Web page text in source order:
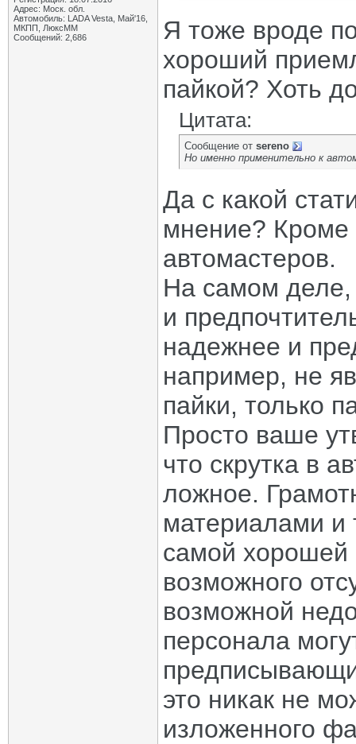
Адрес: Моск. обл.
Автомобиль: LADA Vesta, Май'16,
МКПП, ЛюксММ
Сообщений: 2,686
Я тоже вроде
хороший
пайкой? Хоть
Цитата:
Сообщение от sereno
Но именно применительно к
Да с какой
мнение? Кроме
автомастеров.
На самом деле,
и
надежнее и
например, не
пайки, только
Просто ваше
что скрутка в
ложное.
материалами и
самой хорошей
возможного
возможной
персонала
это никак не
изложенного